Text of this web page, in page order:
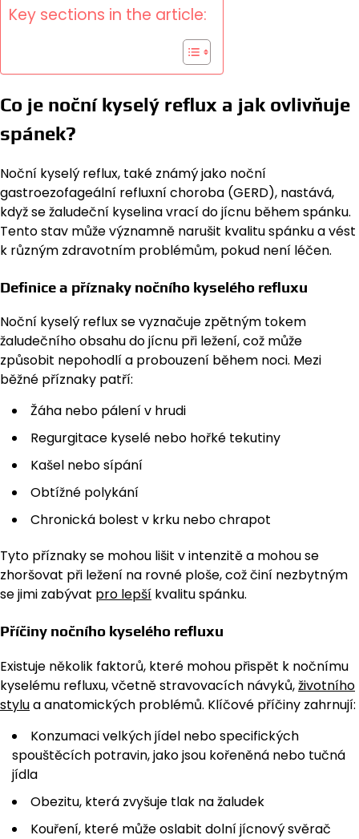
Key sections in the article:
Co je noční kyselý reflux a jak ovlivňuje
spánek?
Noční kyselý reflux, také známý jako noční
gastroezofageální refluxní choroba (GERD), nastává,
když se žaludeční kyselina vrací do jícnu během spánku.
Tento stav může významně narušit kvalitu spánku a vést
k různým zdravotním problémům, pokud není léčen.
Definice a příznaky nočního kyselého refluxu
Noční kyselý reflux se vyznačuje zpětným tokem
žaludečního obsahu do jícnu při ležení, což může
způsobit nepohodlí a probouzení během noci. Mezi
běžné příznaky patří:
Žáha nebo pálení v hrudi
Regurgitace kyselé nebo hořké tekutiny
Kašel nebo sípání
Obtížné polykání
Chronická bolest v krku nebo chrapot
Tyto příznaky se mohou lišit v intenzitě a mohou se
zhoršovat při ležení na rovné ploše, což činí nezbytným
se jimi zabývat pro lepší kvalitu spánku.
Příčiny nočního kyselého refluxu
Existuje několik faktorů, které mohou přispět k nočnímu
kyselému refluxu, včetně stravovacích návyků,životního
stylua anatomických problémů. Klíčové příčiny zahrnují:
Konzumaci velkých jídel nebo specifických
spouštěcích potravin, jako jsou kořeněná nebo tučná
jídla
Obezitu, která zvyšuje tlak na žaludek
Kouření, které může oslabit dolní jícnový svěrač